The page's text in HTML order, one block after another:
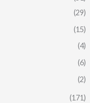
(29)
(15)
(4)
(6)
(2)
(171)